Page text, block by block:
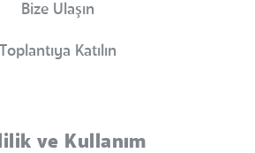
Bize Ulaşın
Toplantıya Katılın
ve Kullanım